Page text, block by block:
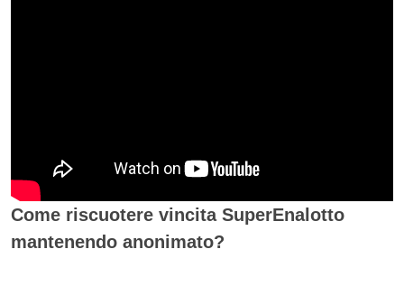
Come riscuotere vincita SuperEnalotto
mantenendo anonimato?